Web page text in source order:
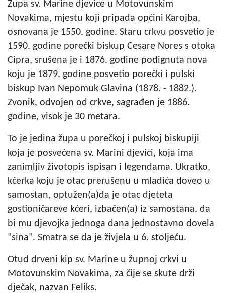
Župa sv. Marine djevice u Motovunskim
Novakima, mjestu koji pripada općini Karojba,
osnovana je 1550. godine. Staru crkvu posvetio je
1590. godine porečki biskup Cesare Nores s otoka
Cipra, srušena je i 1876. godine podignuta nova
koju je 1879. godine posvetio porečki i pulski
biskup Ivan Nepomuk Glavina (1878. - 1882.).
Zvonik, odvojen od crkve, sagrađen je 1886.
godine, visok je 30 metara.
To je jedina župa u porečkoj i pulskoj biskupiji
koja je posvećena sv. Marini djevici, koja ima
zanimljiv životopis ispisan i legendama. Ukratko,
kćerka koju je otac prerušenu u mladića doveo u
samostan, optužen(a)da je otac djeteta
gostioničareve kćeri, izbačen(a) iz samostana, da
bi mu djevojka jednoga dana jednostavno dovela
"sina". Smatra se da je živjela u 6. stoljeću.
Otud drveni kip sv. Marine u župnoj crkvi u
Motovunskim Novakima, za čije se skute drži
dječak, nazvan Feliks.